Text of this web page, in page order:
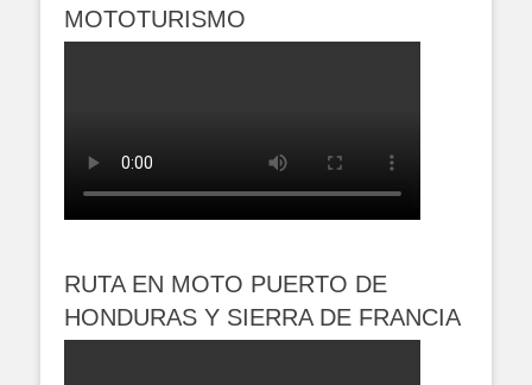
MOTOTURISMO
RUTA EN MOTO PUERTO DE
HONDURAS Y SIERRA DE FRANCIA